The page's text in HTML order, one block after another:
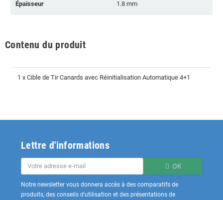
Épaisseur 1.8 mm
Contenu du produit
1 x Cible de Tir Canards avec Réinitialisation Automatique 4+1
Lettre d'informations
OK
Notre newsletter vous donnera accès à des comparatifs de
produits, des conseils d'utilisation et des présentations de